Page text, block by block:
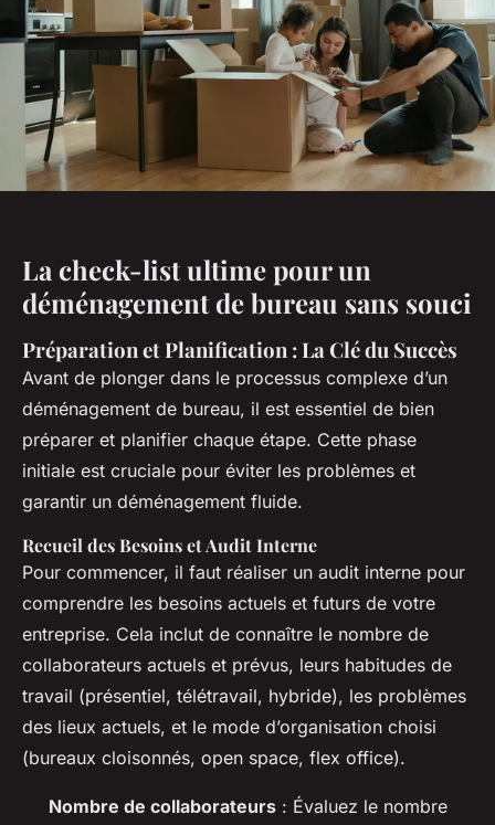
La check-list ultime pour un
déménagement de bureau sans souci
Préparation et Planification : La Clé du Succès
Avant de plonger dans le processus complexe d’un
déménagement de bureau, il est essentiel de bien
préparer et planifier chaque étape. Cette phase
initiale est cruciale pour éviter les problèmes et
garantir un déménagement fluide.
Recueil des Besoins et Audit Interne
Pour commencer, il faut réaliser un audit interne pour
comprendre les besoins actuels et futurs de votre
entreprise. Cela inclut de connaître le nombre de
collaborateurs actuels et prévus, leurs habitudes de
travail (présentiel, télétravail, hybride), les problèmes
des lieux actuels, et le mode d’organisation choisi
(bureaux cloisonnés, open space, flex office).
Nombre de collaborateurs : Évaluez le nombre